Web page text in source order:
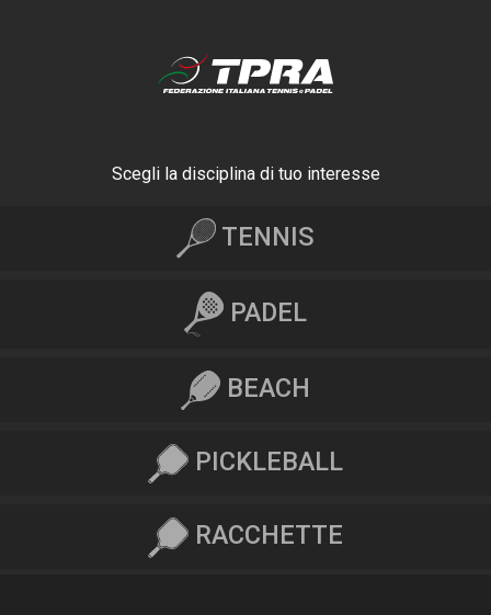
Scegli la disciplina di tuo interesse
TENNIS
PADEL
BEACH
PICKLEBALL
RACCHETTE